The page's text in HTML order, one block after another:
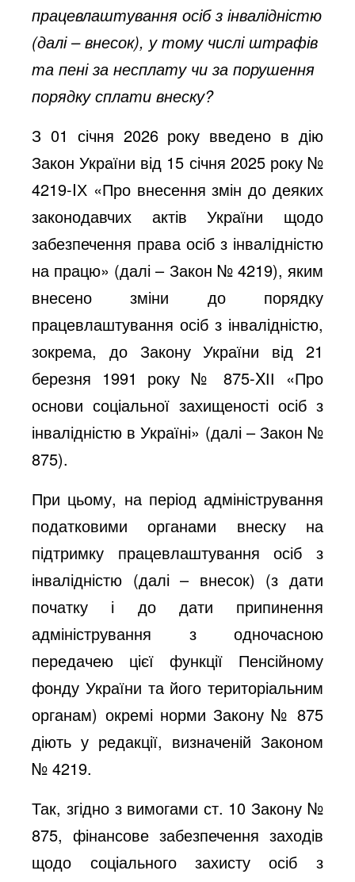
працевлаштування осіб з інвалідністю
(далі – внесок), у тому числі штрафів
та пені за несплату чи за порушення
порядку сплати внеску?
З 01 січня 2026 року введено в дію
Закон України від 15 січня 2025 року №
4219-IХ «Про внесення змін до деяких
законодавчих актів України щодо
забезпечення права осіб з інвалідністю
на працю» (далі – Закон № 4219), яким
внесено зміни до порядку
працевлаштування осіб з інвалідністю,
зокрема, до Закону України від 21
березня 1991 року № 875-XІІ «Про
основи соціальної захищеності осіб з
інвалідністю в Україні» (далі – Закон №
875).
При цьому, на період адміністрування
податковими органами внеску на
підтримку працевлаштування осіб з
інвалідністю (далі – внесок) (з дати
початку і до дати припинення
адміністрування з одночасною
передачею цієї функції Пенсійному
фонду України та його територіальним
органам) окремі норми Закону № 875
діють у редакції, визначеній Законом
№ 4219.
Так, згідно з вимогами ст. 10 Закону №
875, фінансове забезпечення заходів
щодо соціального захисту осіб з